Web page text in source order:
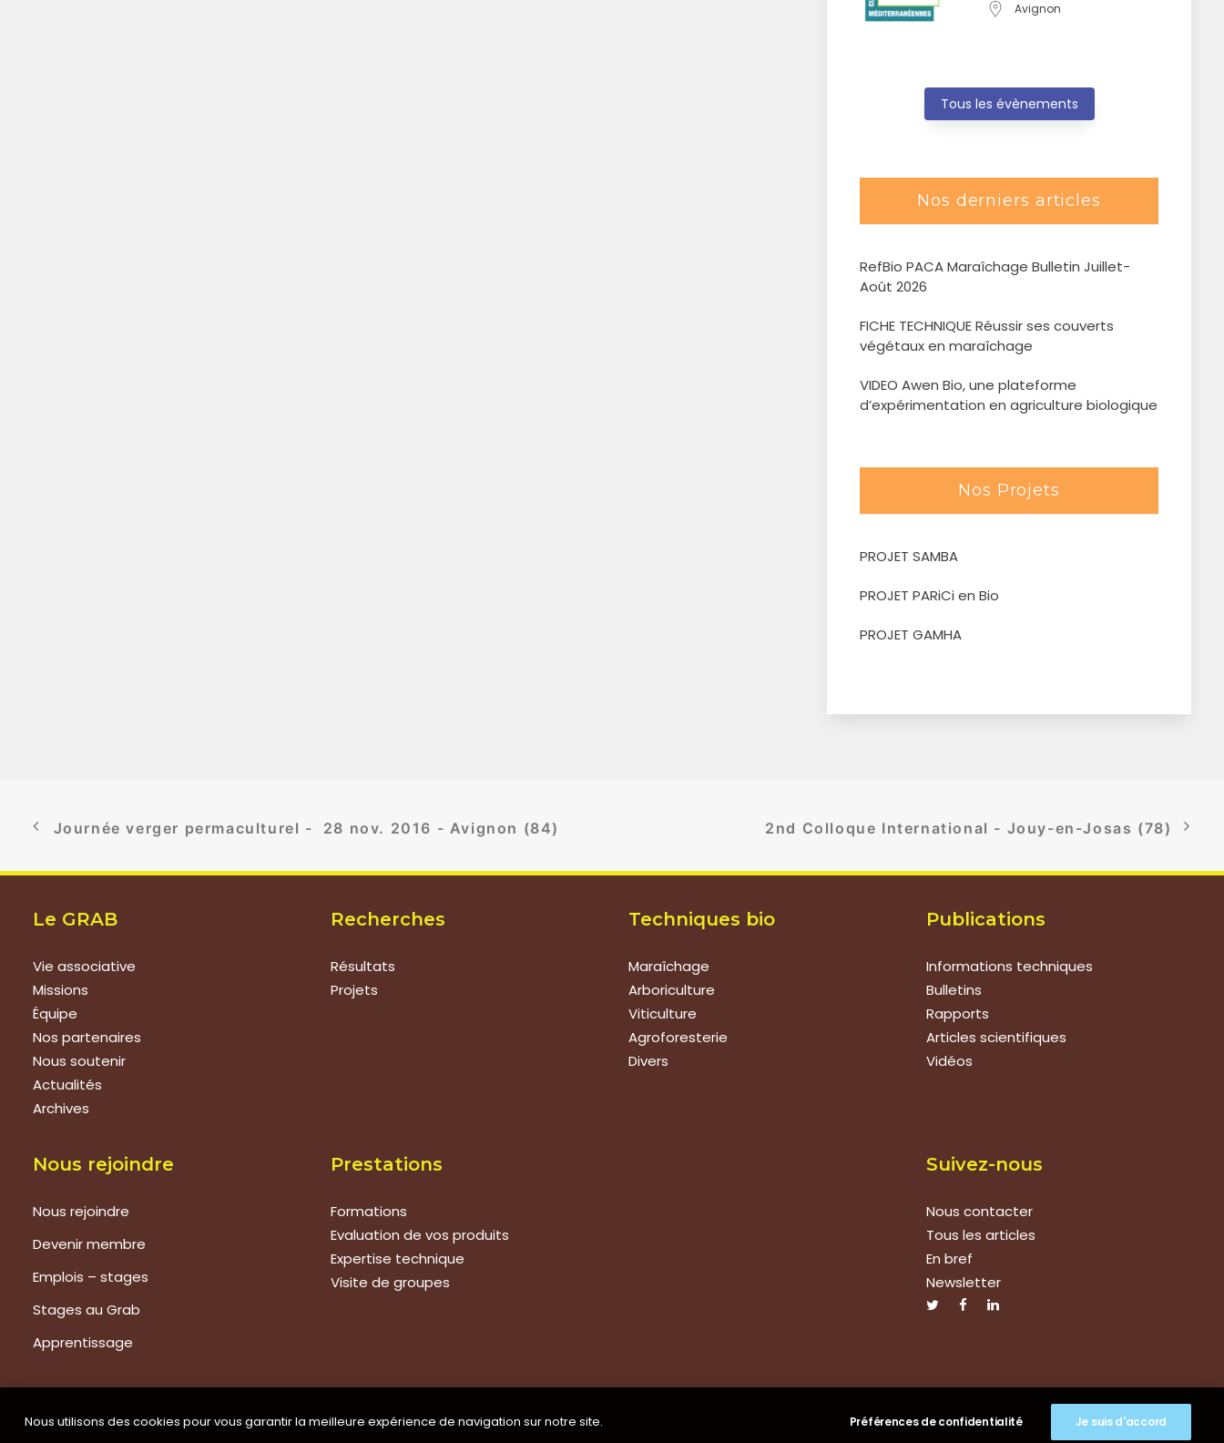
Avignon
Tous les évènements
Nos derniers articles
RefBio PACA Maraîchage Bulletin Juillet-
Août 2026
FICHE TECHNIQUE Réussir ses couverts
végétaux en maraîchage
VIDEO Awen Bio, une plateforme
d’expérimentation en agriculture biologique
Nos Projets
PROJET SAMBA
PROJET PARiCi en Bio
PROJET GAMHA
Journée verger permaculturel -  28 nov. 2016 - Avignon (84) 2nd Colloque International - Jouy-en-Josas (78)
Le GRAB
Vie associative
Missions
Équipe
Nos partenaires
Nous soutenir
Actualités
Archives
Recherches
Résultats
Projets
Techniques bio
Maraîchage
Arboriculture
Viticulture
Agroforesterie
Divers
Publications
Informations techniques
Bulletins
Rapports
Articles scientifiques
Vidéos
Nous rejoindre
Nous rejoindre
Devenir membre
Emplois – stages
Stages au Grab
Apprentissage
Prestations
Formations
Evaluation de vos produits
Expertise technique
Visite de groupes
Suivez-nous
Nous contacter
Tous les articles
En bref
Newsletter
©GRAB 2018 | Tous droits réservés |Mentions légales|Politique de confidentialité
Nous utilisons des cookies pour vous garantir la meilleure expérience de navigation sur notre site. Préférences de confidentialité Je suis d'accord